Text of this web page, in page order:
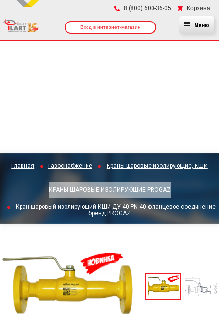
8 (800) 600-36-05 Корзина
Вход в интернет-магазин Меню
Главная Газоснабжение Краны шаровые изолирующие, КШИ
КРАНЫ ШАРОВЫЕ ИЗОЛИРУЮЩИЕ PROGAZ
Кран шаровый изолирующий КШИ ДУ 40 PN 40 фланцевое соединение
бренд PROGAZ
×